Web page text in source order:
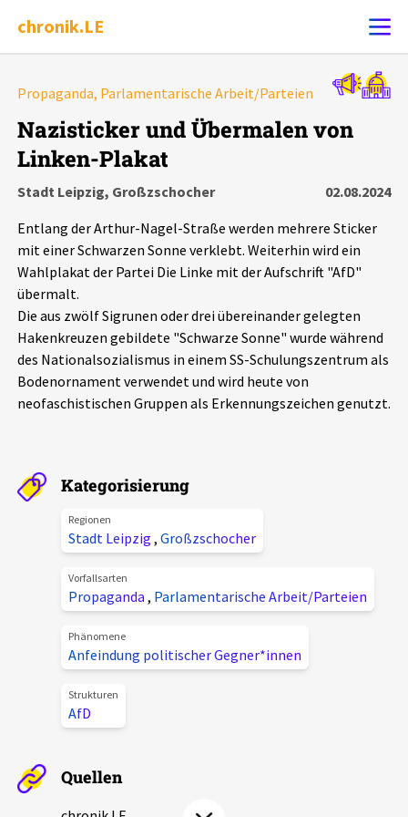
chronik.LE
Ereignis melden
Chronik
Leipziger Zustände
Schlaglichter
Phänomene
Alle Beiträge
Veranstaltungen
Pressemitteilungen
Podcasts
Über uns
Projektbeschreibung
Kontakt
Unterstützer_innen
Spenden
Propaganda, Parlamentarische Arbeit/Parteien
Nazisticker und Übermalen von
Linken-Plakat
Stadt Leipzig, Großzschocher
02.08.2024
Entlang der Arthur-Nagel-Straße werden mehrere Sticker
mit einer Schwarzen Sonne verklebt. Weiterhin wird ein
Wahlplakat der Partei Die Linke mit der Aufschrift "AfD"
übermalt.
Die aus zwölf Sigrunen oder drei übereinander gelegten
Hakenkreuzen gebildete "Schwarze Sonne" wurde während
des Nationalsozialismus in einem SS-Schulungszentrum als
Bodenornament verwendet und wird heute von
neofaschistischen Gruppen als Erkennungszeichen genutzt.
Kategorisierung
Regionen
Stadt Leipzig , Großzschocher
Vorfallsarten
Propaganda , Parlamentarische Arbeit/Parteien
Phänomene
Anfeindung politischer Gegner*innen
Strukturen
AfD
Quellen
Alle Ereignisse
Ereignisse
Ereignisse